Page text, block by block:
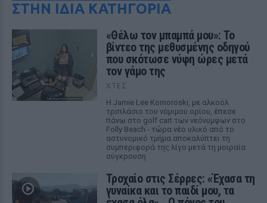
ΣΤΗΝ ΙΔΙΑ ΚΑΤΗΓΟΡΙΑ
«Θέλω τον μπαμπά μου»: Το
βίντεο της μεθυσμένης οδηγού
που σκότωσε νύφη ώρες μετά
τον γάμο της
ΧΤΕΣ
Η Jamie Lee Komoroski, με αλκοόλ
τριπλάσιο του νόμιμου ορίου, έπεσε
πάνω στο golf cart των νεόνυμφων στο
Folly Beach - τώρα νέο υλικό από το
αστυνομικό τμήμα αποκαλύπτει τη
συμπεριφορά της λίγο μετά τη μοιραία
σύγκρουση
Τροχαίο στις Σέρρες: «Έχασα τη
γυναίκα και το παιδί μου, τα